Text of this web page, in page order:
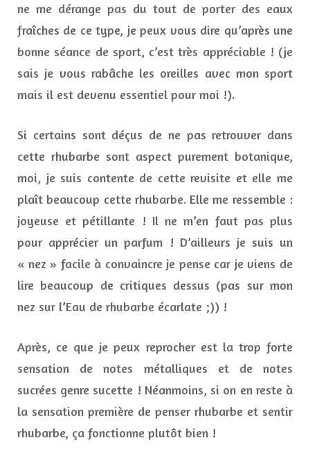
ne me dérange pas du tout de porter des eaux
fraîches de ce type, je peux vous dire qu’après une
bonne séance de sport, c’est très appréciable ! (je
sais je vous rabâche les oreilles avec mon sport
mais il est devenu essentiel pour moi !).
Si certains sont déçus de ne pas retrouver dans
cette rhubarbe sont aspect purement botanique,
moi, je suis contente de cette revisite et elle me
plaît beaucoup cette rhubarbe. Elle me ressemble :
joyeuse et pétillante ! Il ne m’en faut pas plus
pour apprécier un parfum ! D’ailleurs je suis un
« nez » facile à convaincre je pense car je viens de
lire beaucoup de critiques dessus (pas sur mon
nez sur l’Eau de rhubarbe écarlate ;)) !
Après, ce que je peux reprocher est la trop forte
sensation de notes métalliques et de notes
sucrées genre sucette ! Néanmoins, si on en reste à
la sensation première de penser rhubarbe et sentir
rhubarbe, ça fonctionne plutôt bien !